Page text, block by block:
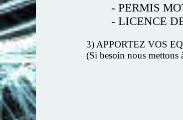
- PERMIS
- LICENCE
3) APPORTEZ VOS
(Si besoin nous mettons